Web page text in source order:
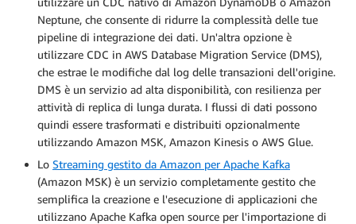
Neptune, che consente di ridurre la complessità delle tue
pipeline di integrazione dei dati. Un'altra opzione è
utilizzare CDC in AWS Database Migration Service (DMS),
che estrae le modifiche dal log delle transazioni dell'origine.
DMS è un servizio ad alta disponibilità, con resilienza per
attività di replica di lunga durata. I flussi di dati possono
quindi essere trasformati e distribuiti opzionalmente
utilizzando Amazon MSK, Amazon Kinesis o AWS Glue.
Lo Streaming gestito da Amazon per Apache Kafka
(Amazon MSK) è un servizio completamente gestito che
semplifica la creazione e l'esecuzione di applicazioni che
utilizzano Apache Kafka open source per l'importazione di